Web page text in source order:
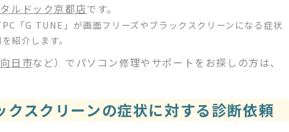
ルドック京都店です。
「G TUNE」が画面フリーズやブラックスクリーンになる症状
紹介します。
向日市など）でパソコン修理やサポートをお探しの方は、
クスクリーンの症状に対する診断依頼